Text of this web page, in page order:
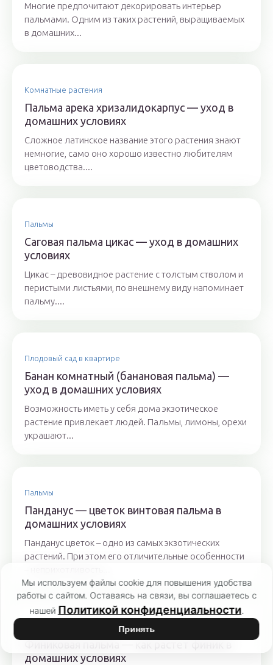
Многие предпочитают декорировать интерьер
пальмами. Одним из таких растений, выращиваемых
в домашних...
Комнатные растения
Пальма арека хризалидокарпус — уход в
домашних условиях
Сложное латинское название этого растения знают
немногие, само оно хорошо известно любителям
цветоводства....
Пальмы
Саговая пальма цикас — уход в домашних
условиях
Цикас – древовидное растение с толстым стволом и
перистыми листьями, по внешнему виду напоминает
пальму....
Плодовый сад в квартире
Банан комнатный (банановая пальма) —
уход в домашних условиях
Возможность иметь у себя дома экзотическое
растение привлекает людей. Пальмы, лимоны, орехи
украшают...
Пальмы
Панданус — цветок винтовая пальма в
домашних условиях
Панданус цветок – одно из самых экзотических
растений. При этом его отличительные особенности
домашних условиях
Мы используем файлы cookie для повышения удобства
работы с сайтом. Оставаясь на связи, вы соглашаетесь с
нашей Политикой конфиденциальности.
Принять